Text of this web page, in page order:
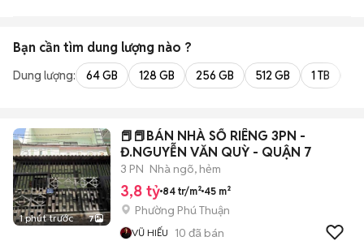
Bạn cần tìm dung lượng nào ?
Dung lượng: 64 GB 128 GB 256 GB 512 GB 1 TB
1 phút trước 7
📕📕BÁN NHÀ SỔ RIÊNG 3PN -
Đ.NGUYỄN VĂN QUỲ - QUẬN 7
3 PN Nhà ngõ, hẻm
3,8 tỷ 84 tr/m² 45 m²
Phường Phú Thuận
VŨ HIẾU 10 đã bán